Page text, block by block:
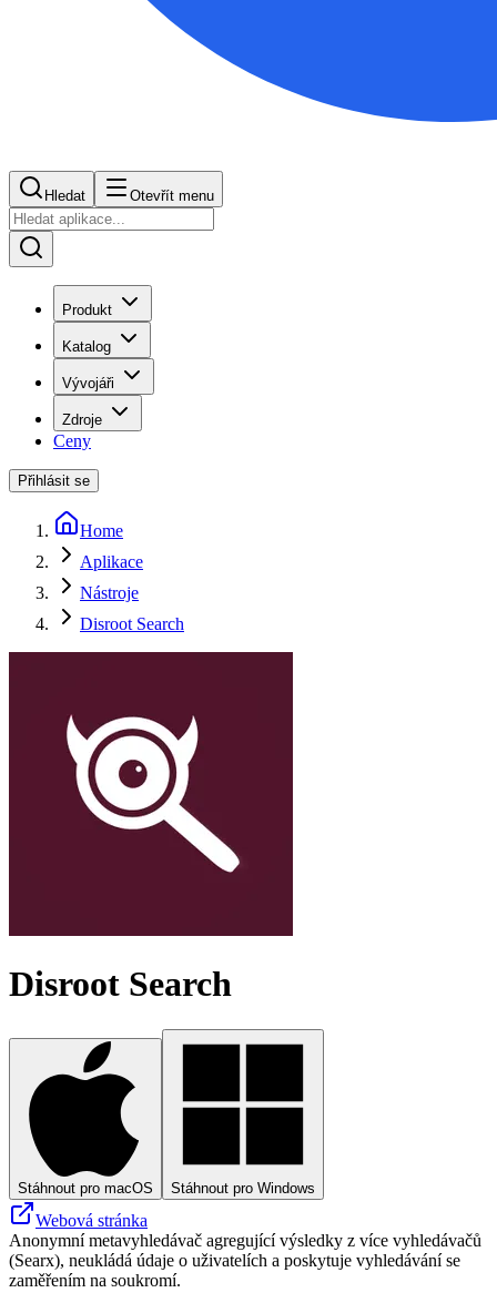
Hledat Otevřít menu
Produkt
Katalog
Vývojáři
Zdroje
Ceny
Přihlásit se
Home
Aplikace
Nástroje
Disroot Search
Disroot Search
Stáhnout pro macOS Stáhnout pro Windows
Webová stránka
Anonymní metavyhledávač agregující výsledky z více vyhledávačů
(Searx), neukládá údaje o uživatelích a poskytuje vyhledávání se
zaměřením na soukromí.